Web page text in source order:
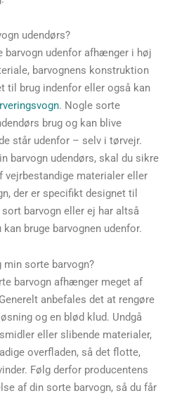
udendørs?
barvogn udenfor afhænger i høj
barvognens konstruktion
til brug indenfor eller også kan
. Nogle sorte
brug og kan blive
står udenfor – selv i tørvejr.
barvogn udendørs, skal du sikre
vejrbestandige materialer eller
der er specifikt designet til
barvogn eller ej har altså
bruge barvognen udenfor.
min sorte barvogn?
barvogn afhænger meget af
anbefales det at rengøre
og en blød klud. Undgå
eller slibende materialer,
overfladen, så det flotte,
Følg derfor producentens
af din sorte barvogn, så du får